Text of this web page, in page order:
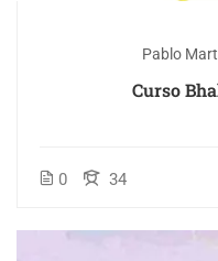
Pablo
Curso
0 34